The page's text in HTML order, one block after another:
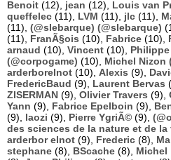
Benoit (12), jean (12), Louis van
queffelec (11), LVM (11), jlc (11),
(11), (@slebarque) (@slebarque)
(11), FranÃ§ois (10), Fabrice (10),
arnaud (10), Vincent (10),
(@corpogame) (10), Michel Nizon
arderborelnot (10), Alexis (9),
FredericBaud (9), Laurent Bervas
ZISERMAN (9), Olivier Travers (9),
Yann (9), Fabrice Epelboin (9),
(9), laozi (9), Pierre YgriÃ© (9),
des sciences de la nature et de la
arderbor elnot (9), Frederic (8),
stephane (8), BScache (8), Michel